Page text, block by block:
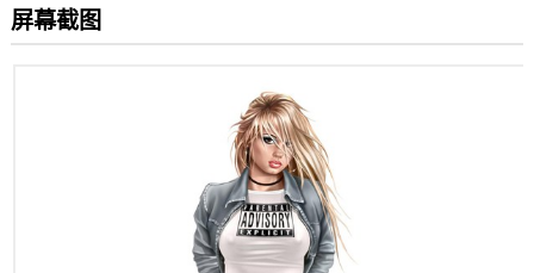
屏幕截图